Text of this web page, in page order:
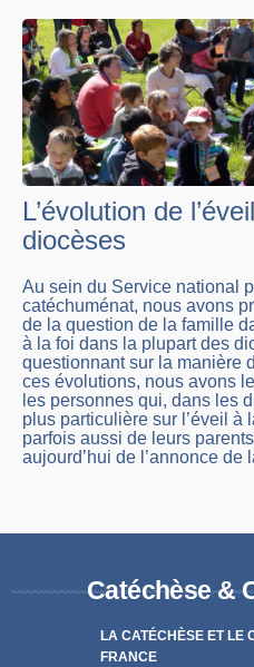
L’évolution de
diocèses
Au sein du Service national
catéchuménat, nous avons
de la question de la famille
à la foi dans la plupart des
questionnant sur la manière
ces évolutions, nous avons
les personnes qui, dans les
plus particulière sur l’éveil à
parfois aussi de leurs
aujourd’hui de l’annonce
Catéchèse &
LA CATÉCHÈSE ET LE
FRANCE